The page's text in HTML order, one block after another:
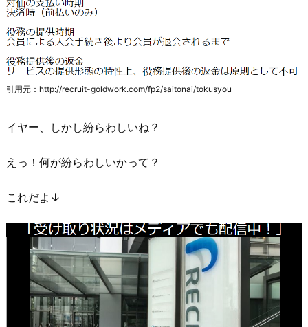
引用元：http://recruit-goldwork.com/fp2/saitonai/tokusyou
イヤー、しかし紛らわしいね？
えっ！何が紛らわしいかって？
これだよ↓